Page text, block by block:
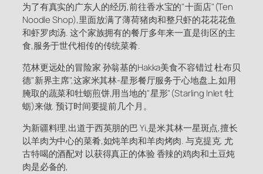
为了有真实的广东人的经历,前往香水宝的"十面店"(Ten
Noodle Shop),里面放满了薄荷猪肉和整只虾的花花花鱼
和虾罗肉汤. 这个家族拥有的餐厅多年来一直是街区的主
食,服务于世代相传的传统菜肴.
范林更远处的冒险家 孙翁基的Hakka美食不容错过 杜布贝
德"新界主席",这家米其林-星形餐厅服务于心地盘上,如用
腌取的蔬菜和牡蛎煎饼,用当地的"星形"(Starling Inlet 牡
蛎)来做. 预订时间要提前几个月。
为新疆料理,出道于西英朋的巴 Yi,是米其林一星斑点,擅长
以羊肉为中心的菜肴,如炖羊肉和羊肉烤肉. 与克提克. 尤
古特喝的酒配对 以获得真正的体验 香辣的鸡肉和土豆炖
肉是必备的,